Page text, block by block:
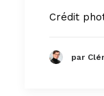
Crédit
par